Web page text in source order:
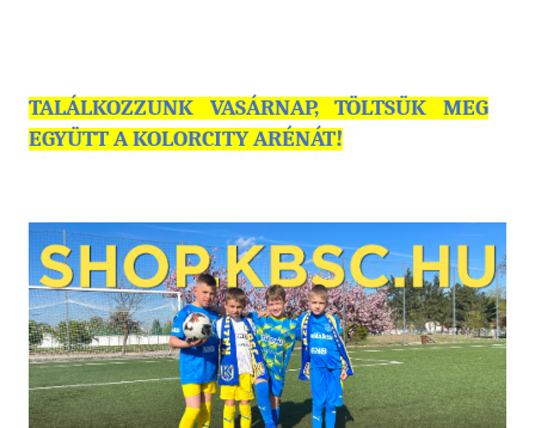
TALÁLKOZZUNK VASÁRNAP, TÖLTSÜK MEG
EGYÜTT A KOLORCITY ARÉNÁT!